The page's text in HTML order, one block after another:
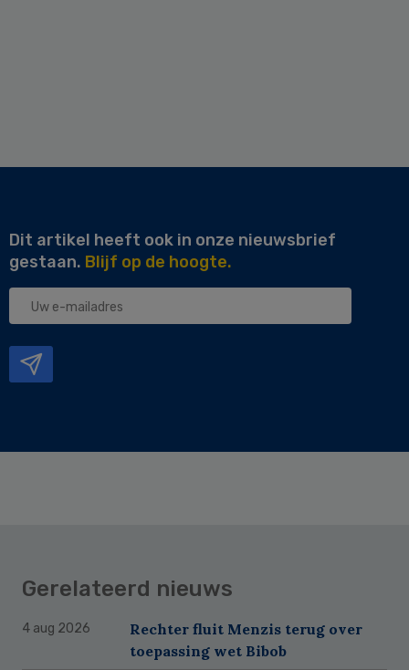
Dit artikel heeft ook in onze nieuwsbrief
gestaan. Blijf op de hoogte.
Uw
Gerelateerd nieuws
4 aug 2026
Rechter fluit Menzis terug over
toepassing wet Bibob